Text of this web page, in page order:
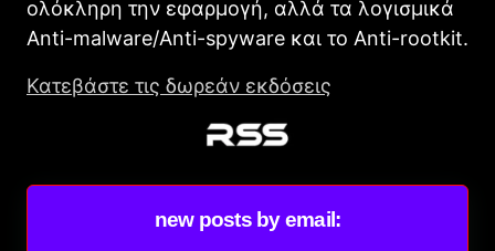
ολόκληρη την εφαρμογή, αλλά τα λογισμικά
Anti-malware/Anti-spyware και το Anti-rootkit.
Κατεβάστε τις δωρεάν εκδόσεις
new posts by email: